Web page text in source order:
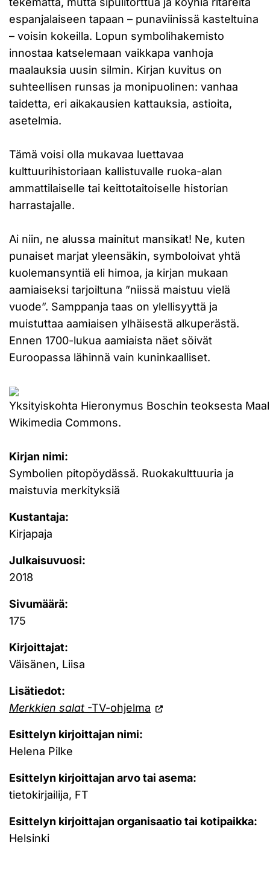
espanjalaiseen tapaan – punaviinissä kasteltuina
– voisin kokeilla. Lopun symbolihakemisto
innostaa katselemaan vaikkapa vanhoja
maalauksia uusin silmin. Kirjan kuvitus on
suhteellisen runsas ja monipuolinen: vanhaa
taidetta, eri aikakausien kattauksia, astioita,
asetelmia.
Tämä voisi olla mukavaa luettavaa
kulttuurihistoriaan kallistuvalle ruoka-alan
ammattilaiselle tai keittotaitoiselle historian
harrastajalle.
Ai niin, ne alussa mainitut mansikat! Ne, kuten
punaiset marjat yleensäkin, symboloivat yhtä
kuolemansyntiä eli himoa, ja kirjan mukaan
aamiaiseksi tarjoiltuna ”niissä maistuu vielä
vuode”. Samppanja taas on ylellisyyttä ja
muistuttaa aamiaisen ylhäisestä alkuperästä.
Ennen 1700-lukua aamiaista näet söivät
Euroopassa lähinnä vain kuninkaalliset.
Yksityiskohta Hieronymus Boschin teoksesta
Wikimedia Commons.
Kirjan nimi:
Symbolien pitopöydässä. Ruokakulttuuria ja
maistuvia merkityksiä
Kustantaja:
Kirjapaja
Julkaisuvuosi:
2018
Sivumäärä:
175
Kirjoittajat:
Väisänen, Liisa
Lisätiedot:
Merkkien salat -TV-ohjelma
Esittelyn kirjoittajan nimi:
Helena Pilke
Esittelyn kirjoittajan arvo tai asema:
tietokirjailija, FT
Esittelyn kirjoittajan organisaatio tai kotipaikka:
Helsinki